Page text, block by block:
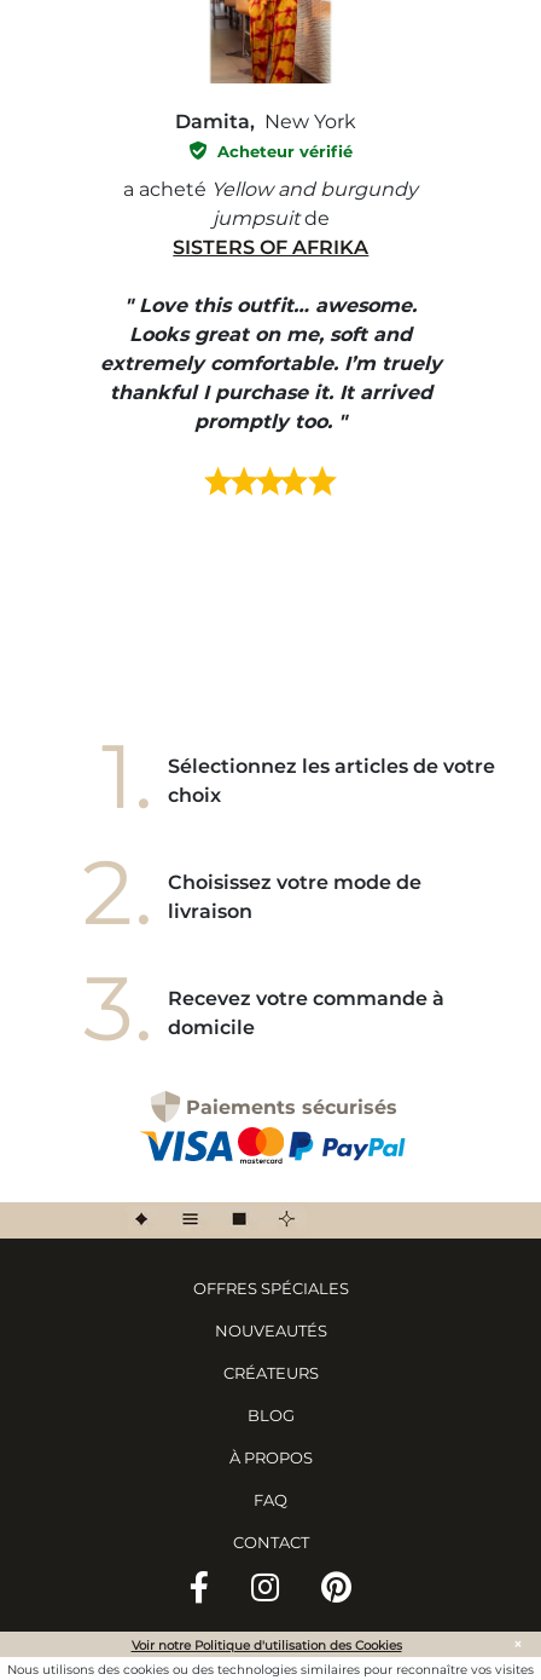
Damita, New York
Acheteur vérifié
a acheté Yellow and burgundy
jumpsuitde
SISTERS OF AFRIKA
" Love this outfit… awesome.
Looks great on me, soft and
extremely comfortable. I’m truely
thankful I purchase it. It arrived
promptly too. "
1.
Sélectionnez les articles de votre
choix
2.
Choisissez votre mode de
livraison
3.
Recevez votre commande à
domicile
Paiements sécurisés
OFFRES SPÉCIALES
NOUVEAUTÉS
CRÉATEURS
BLOG
À PROPOS
FAQ
CONTACT
©2020 Ewadara. Tous droits réservés.
Voir notre Politique d'utilisation des Cookies ×
Nous utilisons des cookies ou des technologies similaires pour reconnaître vos visites